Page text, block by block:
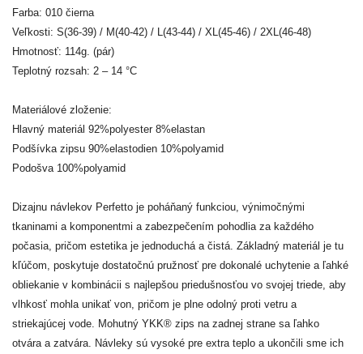
Farba: 010 čierna
Veľkosti: S(36-39) / M(40-42) / L(43-44) / XL(45-46) / 2XL(46-48)
Hmotnosť: 114g. (pár)
Teplotný rozsah: 2 – 14 °C
Materiálové zloženie:
Hlavný materiál 92%polyester 8%elastan
Podšívka zipsu 90%elastodien 10%polyamid
Podošva 100%polyamid
Dizajnu návlekov Perfetto je poháňaný funkciou, výnimočnými
tkaninami a komponentmi a zabezpečením pohodlia za každého
počasia, pričom estetika je jednoduchá a čistá. Základný materiál je tu
kľúčom, poskytuje dostatočnú pružnosť pre dokonalé uchytenie a ľahké
obliekanie v kombinácii s najlepšou priedušnosťou vo svojej triede, aby
vlhkosť mohla unikať von, pričom je plne odolný proti vetru a
striekajúcej vode. Mohutný YKK® zips na zadnej strane sa ľahko
otvára a zatvára. Návleky sú vysoké pre extra teplo a ukončili sme ich